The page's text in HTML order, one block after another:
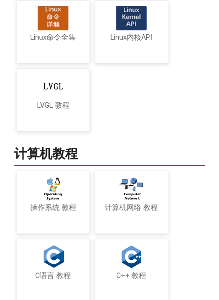
Linux命令全集 Linux内核API
LVGL 教程
计算机教程
操作系统 教程 计算机网络 教程
C语言 教程 C++ 教程